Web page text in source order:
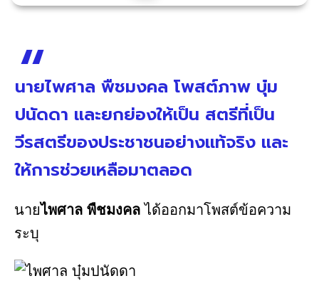
นายไพศาล พืชมงคล โพสต์ภาพ บุ๋ม
ปนัดดา และยกย่องให้เป็น สตรีที่เป็น
วีรสตรีของประชาชนอย่างแท้จริง และ
ให้การช่วยเหลือมาตลอด
นายไพศาล พืชมงคลได้ออกมาโพสต์ข้อความ
ระบุ